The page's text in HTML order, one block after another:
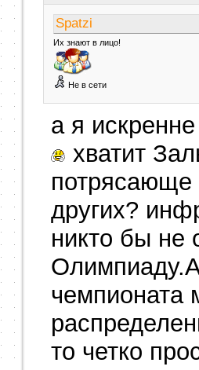
Spatzi
Их знают в лицо!
Не в сети
а я
хватит
потрясающе
других?
никто бы не
чемпионата
то четко